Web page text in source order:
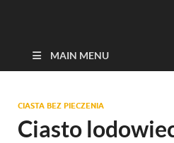
MAIN MENU
CIASTA BEZ PIECZENIA
Ciasto